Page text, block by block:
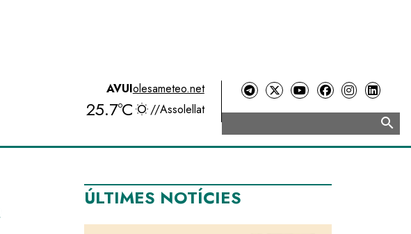
AVUIolesameteo.net
25.7ºC //Assolellat
search
ÚLTIMES NOTÍCIES